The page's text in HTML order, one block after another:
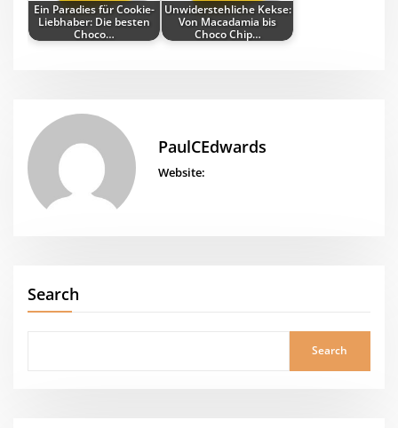
Ein Paradies für Cookie-
Liebhaber: Die besten
Choco…
Unwiderstehliche Kekse:
Von Macadamia bis
Choco Chip…
PaulCEdwards
Website:
Search
Search